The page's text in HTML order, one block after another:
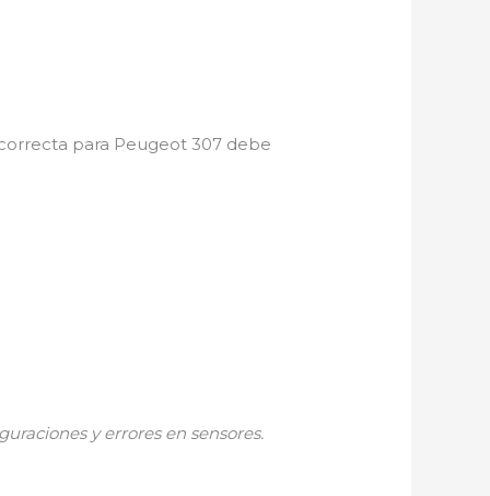
para Peugeot 307 debe
y errores en sensores.